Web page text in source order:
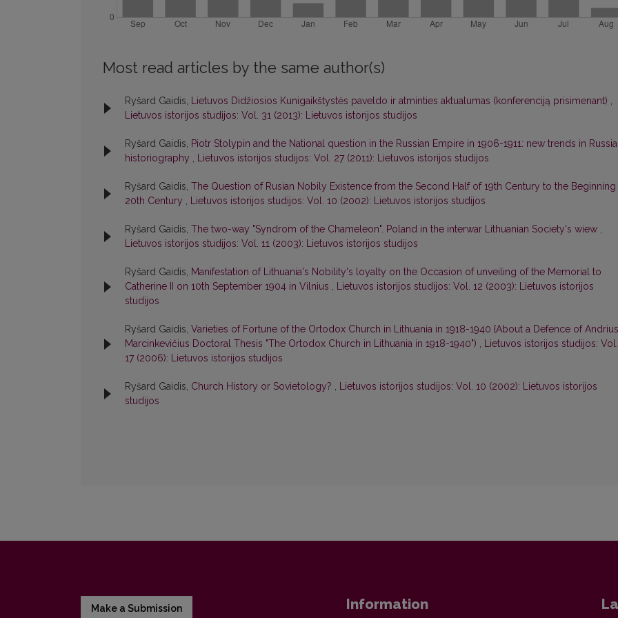
Most read articles by the same author(s)
Ryšard Gaidis, Lietuvos Didžiosios Kunigaikštystės paveldo ir atminties aktualumas (konferenciją prisimenant) ,
Lietuvos istorijos studijos: Vol. 31 (2013): Lietuvos istorijos studijos
Ryšard Gaidis, Piotr Stolypin and the National question in the Russian Empire in 1906-1911: new trends in
historiography , Lietuvos istorijos studijos: Vol. 27 (2011): Lietuvos istorijos studijos
Ryšard Gaidis, The Question of Rusian Nobily Existence from the Second Half of 19th Century to the Beginning
20th Century , Lietuvos istorijos studijos: Vol. 10 (2002): Lietuvos istorijos studijos
Ryšard Gaidis, The two-way "Syndrom of the Chameleon". Poland in the interwar Lithuanian Society's wiew ,
Lietuvos istorijos studijos: Vol. 11 (2003): Lietuvos istorijos studijos
Ryšard Gaidis, Manifestation of Lithuania's Nobility's loyalty on the Occasion of unveiling of the Memorial to
Catherine II on 10th September 1904 in Vilnius , Lietuvos istorijos studijos: Vol. 12 (2003): Lietuvos istorijos
studijos
Ryšard Gaidis, Varieties of Fortune of the Ortodox Church in Lithuania in 1918-1940 {About a Defence of Andrius
Marcinkevičius Doctoral Thesis "The Ortodox Church in Lithuania in 1918-1940") , Lietuvos istorijos studijos: Vol.
17 (2006): Lietuvos istorijos studijos
Ryšard Gaidis, Church History or Sovietology? , Lietuvos istorijos studijos: Vol. 10 (2002): Lietuvos istorijos
studijos
Make a Submission Information